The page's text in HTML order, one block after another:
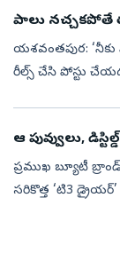
పాలు నచ్చకపోతే
యశవంతపుర:
రీల్స్‌ చేసి పోస్టు
ఆ పువ్వులు,
ప్రముఖ బ్యూటీ
సరికొత్త ‘టి3